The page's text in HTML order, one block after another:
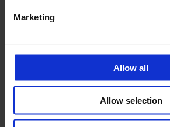
Marketing
Allow all
Allow selection
‹